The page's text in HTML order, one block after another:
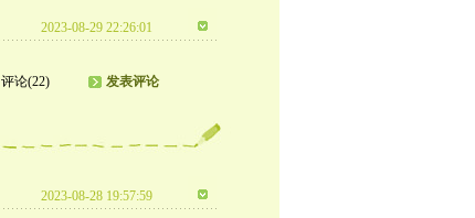
2023-08-29 22:26:01
评论(22) 发表评论
2023-08-28 19:57:59